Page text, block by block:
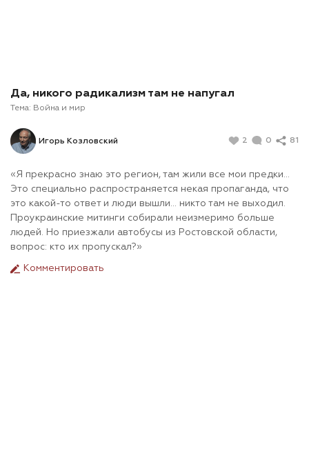
Да, никого радикализм там не напугал
Тема: Война и мир
Игорь Козловский 2 0 81
«Я прекрасно знаю это регион, там жили все мои предки…
Это специально распространяется некая пропаганда, что
это какой-то ответ и люди вышли… никто там не выходил.
Проукраинские митинги собирали неизмеримо больше
людей. Но приезжали автобусы из Ростовской области,
вопрос: кто их пропускал?»
Комментировать